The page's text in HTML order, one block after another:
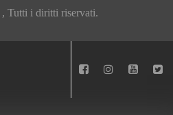
, Tutti i diritti riservati.